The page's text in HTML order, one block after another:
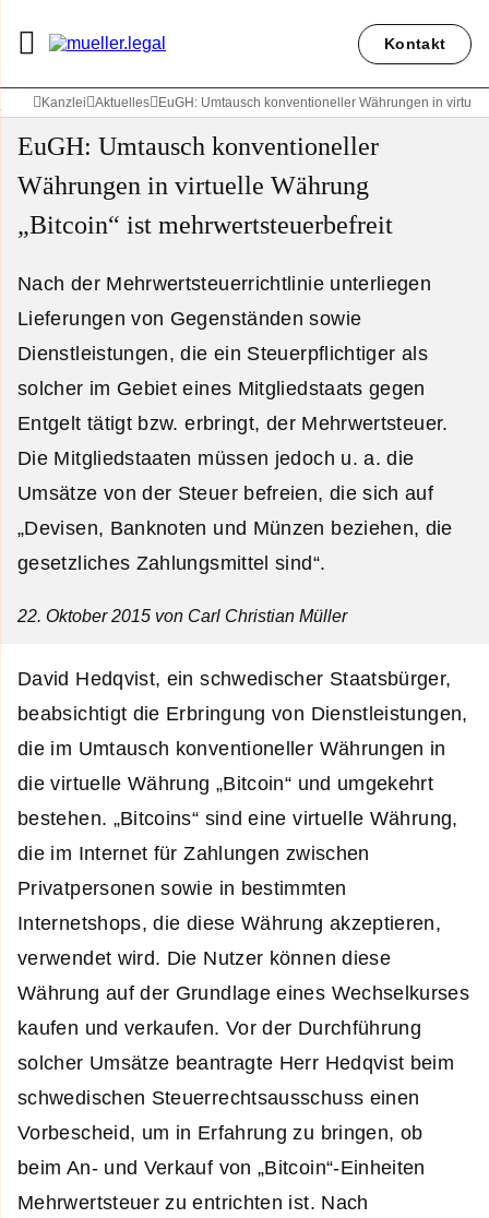
Kontakt
Kanzlei Aktuelles EuGH: Umtausch konventioneller Währungen in
EuGH: Umtausch konventioneller
Währungen in virtuelle Währung
„Bitcoin“ ist mehrwertsteuerbefreit
Nach der Mehrwertsteuerrichtlinie unterliegen
Lieferungen von Gegenständen sowie
Dienstleistungen, die ein Steuerpflichtiger als
solcher im Gebiet eines Mitgliedstaats gegen
Entgelt tätigt bzw. erbringt, der Mehrwertsteuer.
Die Mitgliedstaaten müssen jedoch u. a. die
Umsätze von der Steuer befreien, die sich auf
„Devisen, Banknoten und Münzen beziehen, die
gesetzliches Zahlungsmittel sind“.
22. Oktober 2015 von Carl Christian Müller
David Hedqvist, ein schwedischer Staatsbürger,
beabsichtigt die Erbringung von Dienstleistungen,
die im Umtausch konventioneller Währungen in
die virtuelle Währung „Bitcoin“ und umgekehrt
bestehen. „Bitcoins“ sind eine virtuelle Währung,
die im Internet für Zahlungen zwischen
Privatpersonen sowie in bestimmten
Internetshops, die diese Währung akzeptieren,
verwendet wird. Die Nutzer können diese
Währung auf der Grundlage eines Wechselkurses
kaufen und verkaufen. Vor der Durchführung
solcher Umsätze beantragte Herr Hedqvist beim
schwedischen Steuerrechtsausschuss einen
Vorbescheid, um in Erfahrung zu bringen, ob
beim An- und Verkauf von „Bitcoin“-Einheiten
Mehrwertsteuer zu entrichten ist. Nach